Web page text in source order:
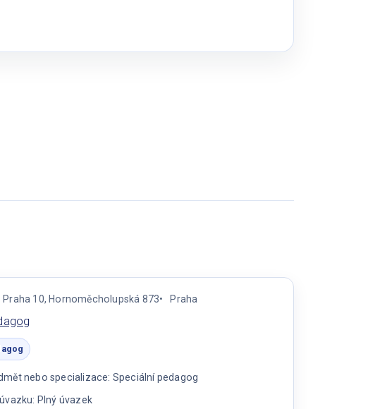
Praha 10, Hornoměcholupská 873 Praha
nebo specializace: Speciální pedagog
Plný úvazek